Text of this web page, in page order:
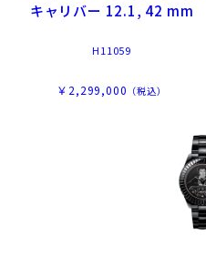
キャリバー 12.1, 42 mm
H11059
￥2,299,000 （税込）